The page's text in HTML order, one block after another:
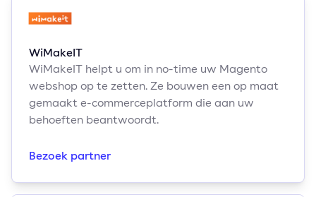
WiMakeIT
WiMakeIT helpt u om in no-time uw Magento
webshop op te zetten. Ze bouwen een op maat
gemaakt e-commerceplatform die aan uw
behoeften beantwoordt.
Bezoek partner